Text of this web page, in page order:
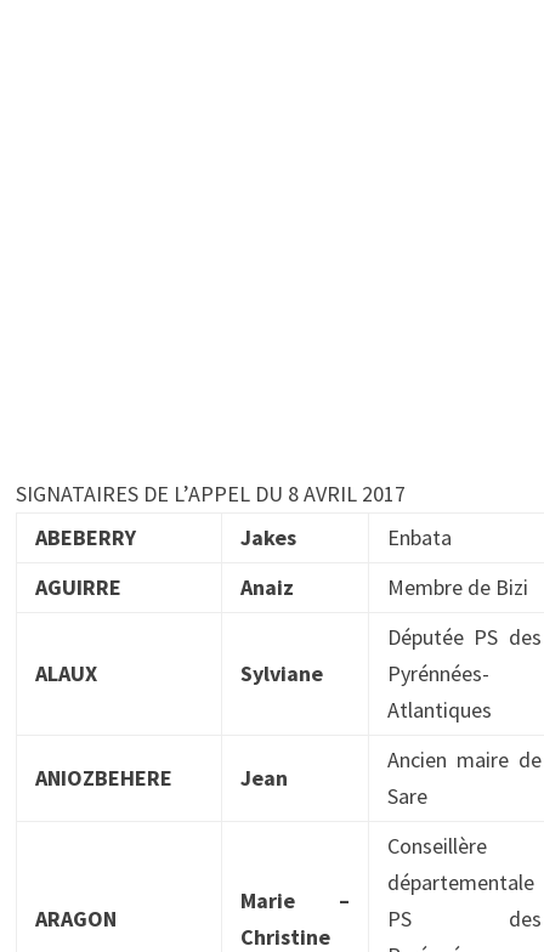
SIGNATAIRES DE L’APPEL DU 8 AVRIL 2017
ABEBERRY
Jakes
Enbata
AGUIRRE
Anaiz Membre de Bizi
ALAUX Sylviane
Députée PS des
Pyrénnées-
Atlantiques
ANIOZBEHERE Jean
Ancien maire de
Sare
ARAGON
Marie –
Christine
Conseillère
départementale
PS des